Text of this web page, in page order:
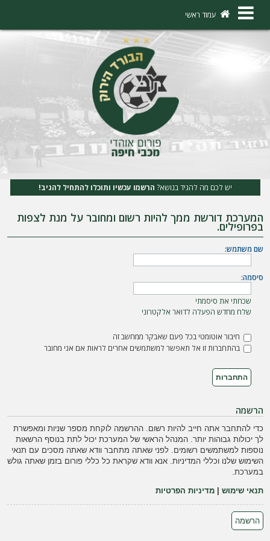
×
ו
ר
ש
מ
עמוד ראשי
יש לכם מה להגיד בנושא? הרשמו עכשיו ותוכלו להתחיל להגיב!
המערכת דורשת ממך להיות רשום ומחובר על מנת לצפות
בפרופילים.
שם משתמש:
סיסמה:
שכחתי את סיסמתי
שלח מחדש הפעלה לדואר אלקטרוני
חיבור אוטומטי בכל פעם שאבקר ממחשב זה
בהתחברות זו אל תאפשר למשתמשים אחרים לראות אם אני מחובר
הרשמה
כדי להתחבר אתה חייב להיות רשום. ההרשמה לוקחת מספר שניות ומאפשרת
לך יכולות גבוהות יותר. המנהל הראשי של המערכת יכול לתת בנוסף הרשאות
נוספות למשתמשים רשומים. לפני שאתה מתחבר וודא שאתה מסכים עם תנאי
השימוש שלנו וכללי המדיניות. אנא וודא שקראת כל כללי פורום בזמן שאתה גולש
במערכת.
תנאי שימוש |מדיניות הפרטיות
הרשמה